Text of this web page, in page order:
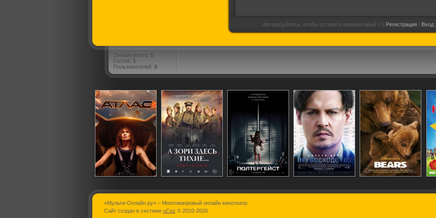
Авторизуйтесь, чтобы оставить комментарий ›› [ Регистрация | Вход ]
Онлайн всего: 1
Гостей: 1
Пользователей: 0
Атлас
А зори здесь
«Мульти-Онлайн.ру» – Многожанровый онлайн кинотеатр
Сайт создан в системе uCoz © 2010-2026